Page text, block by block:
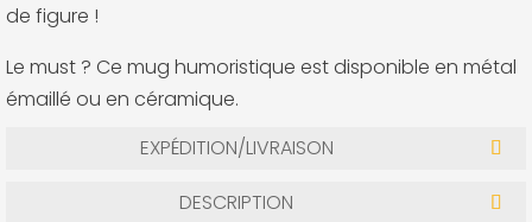
de figure !
Le must ? Ce mug humoristique est disponible en métal
émaillé ou en céramique.
EXPÉDITION/LIVRAISON
DESCRIPTION